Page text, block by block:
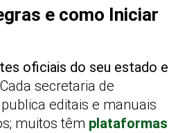
e como Iniciar
oficiais do seu estado e
Cada secretaria de
editais e manuais
muitos têm plataformas